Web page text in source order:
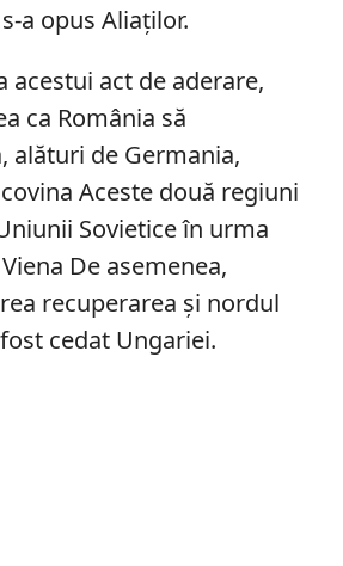
a opus Aliaților.
acestui act de aderare,
ca România să
alături de Germania,
Aceste două regiuni
Sovietice în urma
De asemenea,
recuperarea și nordul
cedat Ungariei.